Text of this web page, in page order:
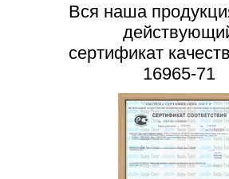
Вся наша
сертификат
16965-71